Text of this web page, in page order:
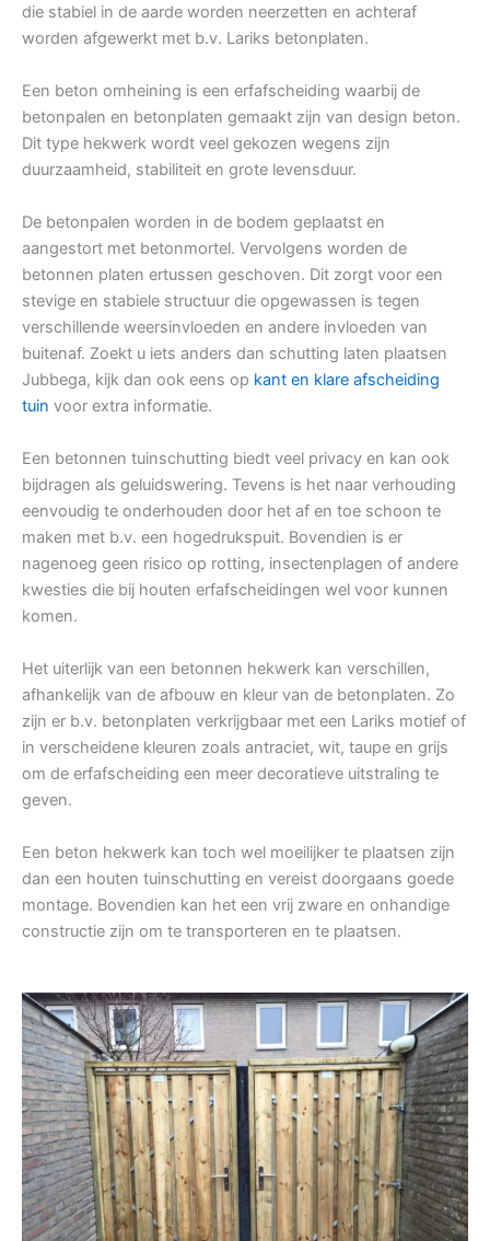
die stabiel in de aarde worden neerzetten en achteraf
worden afgewerkt met b.v. Lariks betonplaten.
Een beton omheining is een erfafscheiding waarbij de
betonpalen en betonplaten gemaakt zijn van design beton.
Dit type hekwerk wordt veel gekozen wegens zijn
duurzaamheid, stabiliteit en grote levensduur.
De betonpalen worden in de bodem geplaatst en
aangestort met betonmortel. Vervolgens worden de
betonnen platen ertussen geschoven. Dit zorgt voor een
stevige en stabiele structuur die opgewassen is tegen
verschillende weersinvloeden en andere invloeden van
buitenaf. Zoekt u iets anders dan schutting laten plaatsen
Jubbega, kijk dan ook eens op kant en klare afscheiding
tuin voor extra informatie.
Een betonnen tuinschutting biedt veel privacy en kan ook
bijdragen als geluidswering. Tevens is het naar verhouding
eenvoudig te onderhouden door het af en toe schoon te
maken met b.v. een hogedrukspuit. Bovendien is er
nagenoeg geen risico op rotting, insectenplagen of andere
kwesties die bij houten erfafscheidingen wel voor kunnen
komen.
Het uiterlijk van een betonnen hekwerk kan verschillen,
afhankelijk van de afbouw en kleur van de betonplaten. Zo
zijn er b.v. betonplaten verkrijgbaar met een Lariks motief of
in verscheidene kleuren zoals antraciet, wit, taupe en grijs
om de erfafscheiding een meer decoratieve uitstraling te
geven.
Een beton hekwerk kan toch wel moeilijker te plaatsen zijn
dan een houten tuinschutting en vereist doorgaans goede
montage. Bovendien kan het een vrij zware en onhandige
constructie zijn om te transporteren en te plaatsen.